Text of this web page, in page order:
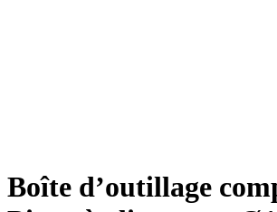
Boîte d’outillage